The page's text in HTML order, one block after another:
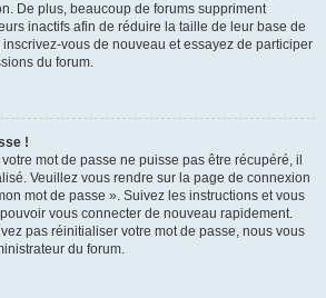
De plus, beaucoup de forums suppriment
inactifs afin de réduire la taille de leur base de
vous de nouveau et essayez de participer
du forum.
!
mot de passe ne puisse pas être récupéré, il
Veuillez vous rendre sur la page de connexion
mot de passe ». Suivez les instructions et vous
vous connecter de nouveau rapidement.
pas réinitialiser votre mot de passe, nous vous
du forum.